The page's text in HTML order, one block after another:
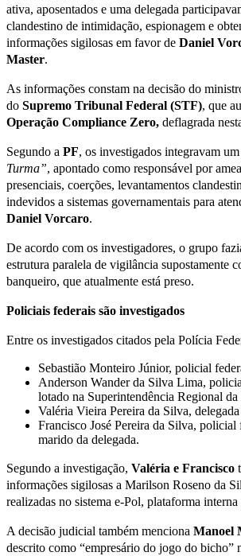
ativa, aposentados e uma delegada
clandestino de intimidação, espionagem e
informações sigilosas em favor de Daniel
Master.
As informações constam na decisão do
do Supremo Tribunal Federal (STF), que
Operação Compliance Zero, deflagrada
Segundo a PF, os investigados integravam
Turma”, apontado como responsável por
presenciais, coerções, levantamentos
indevidos a sistemas governamentais para
Daniel Vorcaro.
De acordo com os investigadores, o grupo
estrutura paralela de vigilância supostamente
banqueiro, que atualmente está preso.
Policiais federais são investigados
Entre os investigados citados pela Polícia
Sebastião Monteiro Júnior, policial
Anderson Wander da Silva Lima,
lotado na Superintendência Regional
Valéria Vieira Pereira da Silva,
Francisco José Pereira da Silva, policial
marido da delegada.
Segundo a investigação, Valéria e Francisco
informações sigilosas a Marilson Roseno da
realizadas no sistema e-Pol, plataforma
A decisão judicial também menciona Manoel
descrito como “empresário do jogo do bicho”